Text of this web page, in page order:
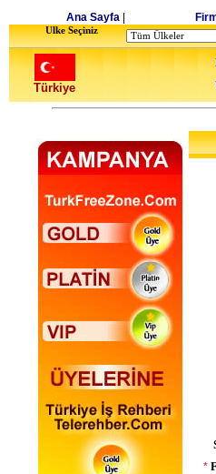
Ana Sayfa
Ulke Seçiniz
Türkiye
*